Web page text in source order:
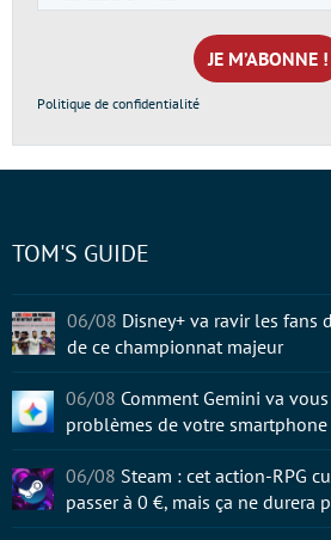
e-
mail
*
Politique de confidentialité
TOM'S GUIDE
06/08 Disney+ va ravir les
de ce championnat majeur
06/08 Comment Gemini va
problèmes de votre smartphone
06/08 Steam : cet action-RPG
passer à 0 €, mais ça ne durera